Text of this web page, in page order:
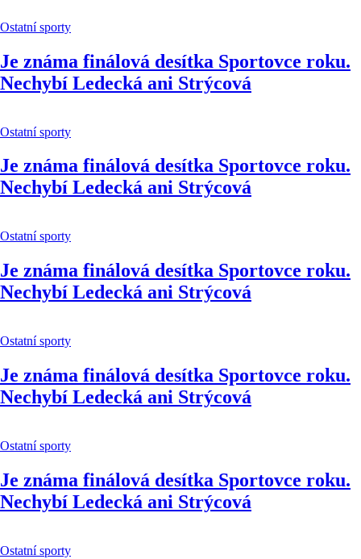
Ostatní sporty
Je známa finálová desítka Sportovce roku.
Nechybí Ledecká ani Strýcová
Ostatní sporty
Je známa finálová desítka Sportovce roku.
Nechybí Ledecká ani Strýcová
Ostatní sporty
Je známa finálová desítka Sportovce roku.
Nechybí Ledecká ani Strýcová
Ostatní sporty
Je známa finálová desítka Sportovce roku.
Nechybí Ledecká ani Strýcová
Ostatní sporty
Je známa finálová desítka Sportovce roku.
Nechybí Ledecká ani Strýcová
Ostatní sporty